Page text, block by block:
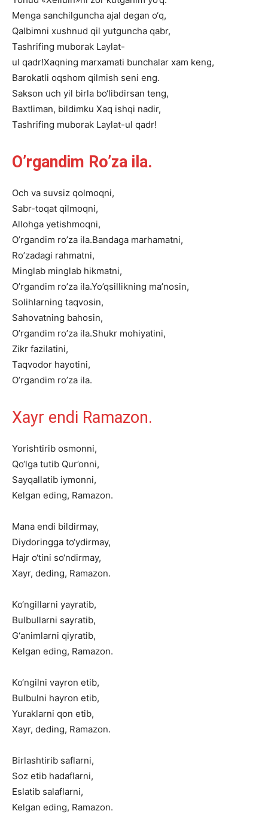
Menga sanchilguncha ajal degan o‘q,
Qalbimni xushnud qil yutguncha qabr,
Tashrifing muborak Laylat-
ul qadr!Xaqning marxamati bunchalar xam keng,
Barokatli oqshom qilmish seni eng.
Sakson uch yil birla bo‘libdirsan teng,
Baxtliman, bildimku Xaq ishqi nadir,
Tashrifing muborak Laylat-ul qadr!
O’rgandim Ro’za ila.
Och va suvsiz qolmoqni,
Sabr-toqat qilmoqni,
Allohga yetishmoqni,
O’rgandim ro’za ila.Bandaga marhamatni,
Ro’zadagi rahmatni,
Minglab minglab hikmatni,
O’rgandim ro’za ila.Yo’qsillikning ma’nosin,
Solihlarning taqvosin,
Sahovatning bahosin,
O’rgandim ro’za ila.Shukr mohiyatini,
Zikr fazilatini,
Taqvodor hayotini,
O’rgandim ro’za ila.
Xayr endi Ramazon.
Yorishtirib osmonni,
Qo‘lga tutib Qur’onni,
Sayqallatib iymonni,
Kelgan eding, Ramazon.
Mana endi bildirmay,
Diydoringga to‘ydirmay,
Hajr o‘tini so‘ndirmay,
Xayr, deding, Ramazon.
Ko‘ngillarni yayratib,
Bulbullarni sayratib,
G‘animlarni qiyratib,
Kelgan eding, Ramazon.
Ko‘ngilni vayron etib,
Bulbulni hayron etib,
Yuraklarni qon etib,
Xayr, deding, Ramazon.
Birlashtirib saflarni,
Soz etib hadaflarni,
Eslatib salaflarni,
Kelgan eding, Ramazon.